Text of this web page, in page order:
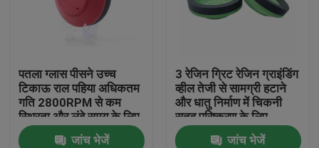
पतला ग्लास पीसने उच्च
टिकाऊ राल पहिया अधिकतम
गति 2800RPM से कम
स्थिरता और लंबे समय के लिए
अनुकूलित की विशेषता
जांच भेजें
3 रेजिन ग्रिट रेजिन ग्राइंडिंग
व्हील तेजी से सामग्री हटाने
और धातु निर्माण में चिकनी
सतह परिष्करण के लिए
अनुकूलित
जांच भेजें